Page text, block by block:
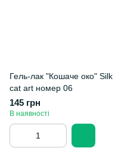
Гель-лак "Кошаче око" Silk
cat art номер 06
145 грн
В наявності